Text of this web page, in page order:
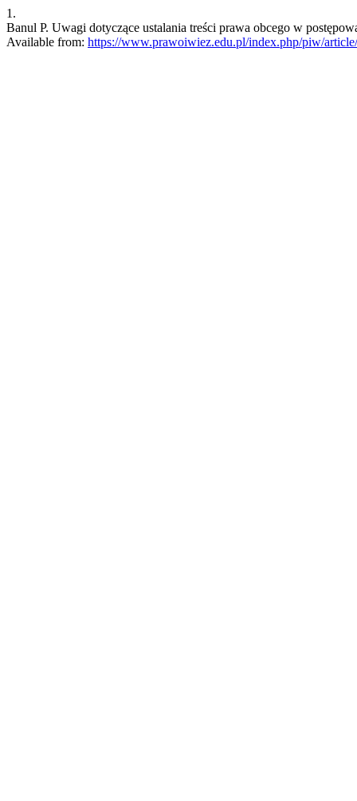
1.
Banul P. Uwagi dotyczące ustalania treści prawa obcego w
Available from: https://www.prawoiwiez.edu.pl/index.php/piw/